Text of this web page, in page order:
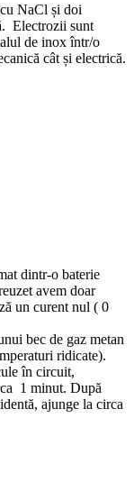
NaCl și doi
Electrozii sunt
de inox într/o
cât și electrică.
dintr-o baterie
avem doar
un curent nul ( 0
bec de gaz metan
ridicate).
în circuit,
1 minut. După
ajunge la circa